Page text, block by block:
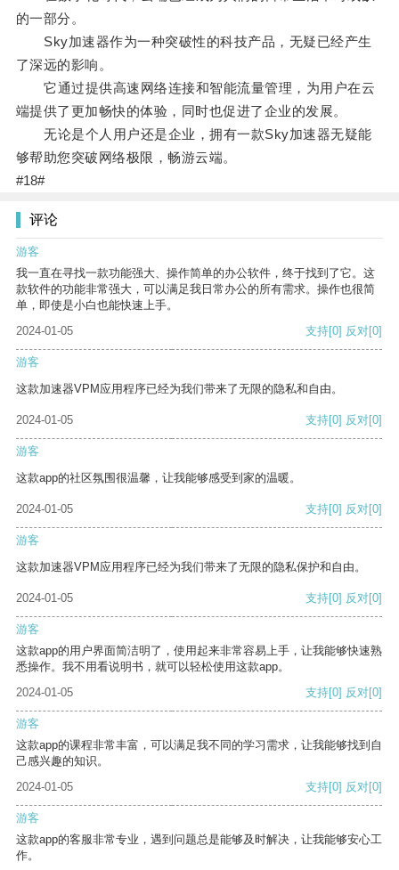
的一部分。
Sky加速器作为一种突破性的科技产品，无疑已经产生
了深远的影响。
它通过提供高速网络连接和智能流量管理，为用户在云
端提供了更加畅快的体验，同时也促进了企业的发展。
无论是个人用户还是企业，拥有一款Sky加速器无疑能
够帮助您突破网络极限，畅游云端。
#18#
评论
游客
我一直在寻找一款功能强大、操作简单的办公软件，终于找到了它。这
款软件的功能非常强大，可以满足我日常办公的所有需求。操作也很简
单，即使是小白也能快速上手。
2024-01-05
支持[0] 反对[0]
游客
这款加速器VPM应用程序已经为我们带来了无限的隐私和自由。
2024-01-05 支持[0] 反对[0]
游客
这款app的社区氛围很温馨，让我能够感受到家的温暖。
2024-01-05 支持[0] 反对[0]
游客
这款加速器VPM应用程序已经为我们带来了无限的隐私保护和自由。
2024-01-05 支持[0] 反对[0]
游客
这款app的用户界面简洁明了，使用起来非常容易上手，让我能够快速熟
悉操作。我不用看说明书，就可以轻松使用这款app。
2024-01-05
支持[0] 反对[0]
游客
这款app的课程非常丰富，可以满足我不同的学习需求，让我能够找到自
己感兴趣的知识。
2024-01-05
支持[0] 反对[0]
游客
这款app的客服非常专业，遇到问题总是能够及时解决，让我能够安心工
作。